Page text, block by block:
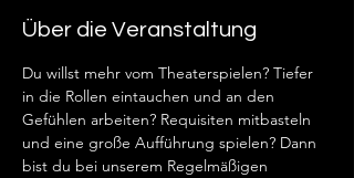
Über die Veranstaltung
Du willst mehr vom Theaterspielen? Tiefer
in die Rollen eintauchen und an den
Gefühlen arbeiten? Requisiten mitbasteln
und eine große Aufführung spielen? Dann
bist du bei unserem Regelmäßigen